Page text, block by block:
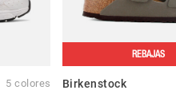
5 colores
REBAJAS
Birkenstock